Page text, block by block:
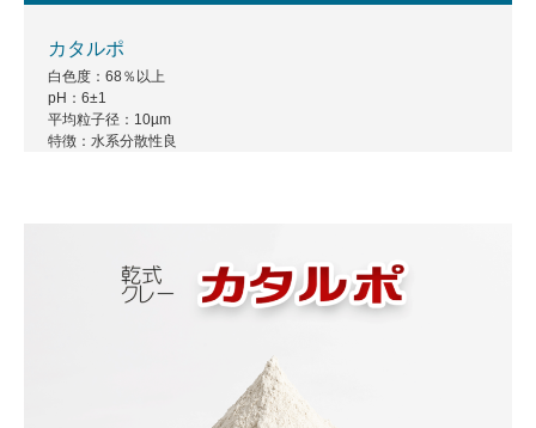
カタルポ
白色度：68％以上
pH：6±1
平均粒子径：10µm
特徴：水系分散性良